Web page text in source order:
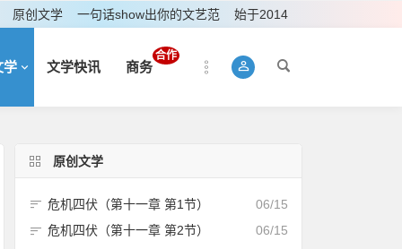
原创文学 一句话show出你的文艺范 始于2014
学 文学快讯 商务
合作
原创文学
06/15
危机四伏（第十一章 第1节）
06/15
危机四伏（第十一章 第2节）